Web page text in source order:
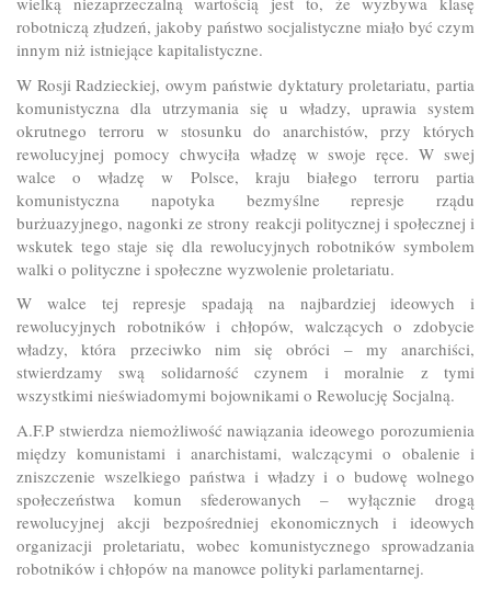
robotniczą złudzeń, jakoby państwo socjalistyczne miało być czym
innym niż istniejące kapitalistyczne.
W Rosji Radzieckiej, owym państwie dyktatury proletariatu, partia
komunistyczna dla utrzymania się u władzy, uprawia system
okrutnego terroru w stosunku do anarchistów, przy których
rewolucyjnej pomocy chwyciła władzę w swoje ręce. W swej
walce o władzę w Polsce, kraju białego terroru partia
komunistyczna napotyka bezmyślne represje rządu
burżuazyjnego, nagonki ze strony reakcji politycznej i społecznej i
wskutek tego staje się dla rewolucyjnych robotników symbolem
walki o polityczne i społeczne wyzwolenie proletariatu.
W walce tej represje spadają na najbardziej ideowych i
rewolucyjnych robotników i chłopów, walczących o zdobycie
władzy, która przeciwko nim się obróci – my anarchiści,
stwierdzamy swą solidarność czynem i moralnie z tymi
wszystkimi nieświadomymi bojownikami o Rewolucję Socjalną.
A.F.P stwierdza niemożliwość nawiązania ideowego porozumienia
między komunistami i anarchistami, walczącymi o obalenie i
zniszczenie wszelkiego państwa i władzy i o budowę wolnego
społeczeństwa komun sfederowanych – wyłącznie drogą
rewolucyjnej akcji bezpośredniej ekonomicznych i ideowych
organizacji proletariatu, wobec komunistycznego sprowadzania
robotników i chłopów na manowce polityki parlamentarnej.